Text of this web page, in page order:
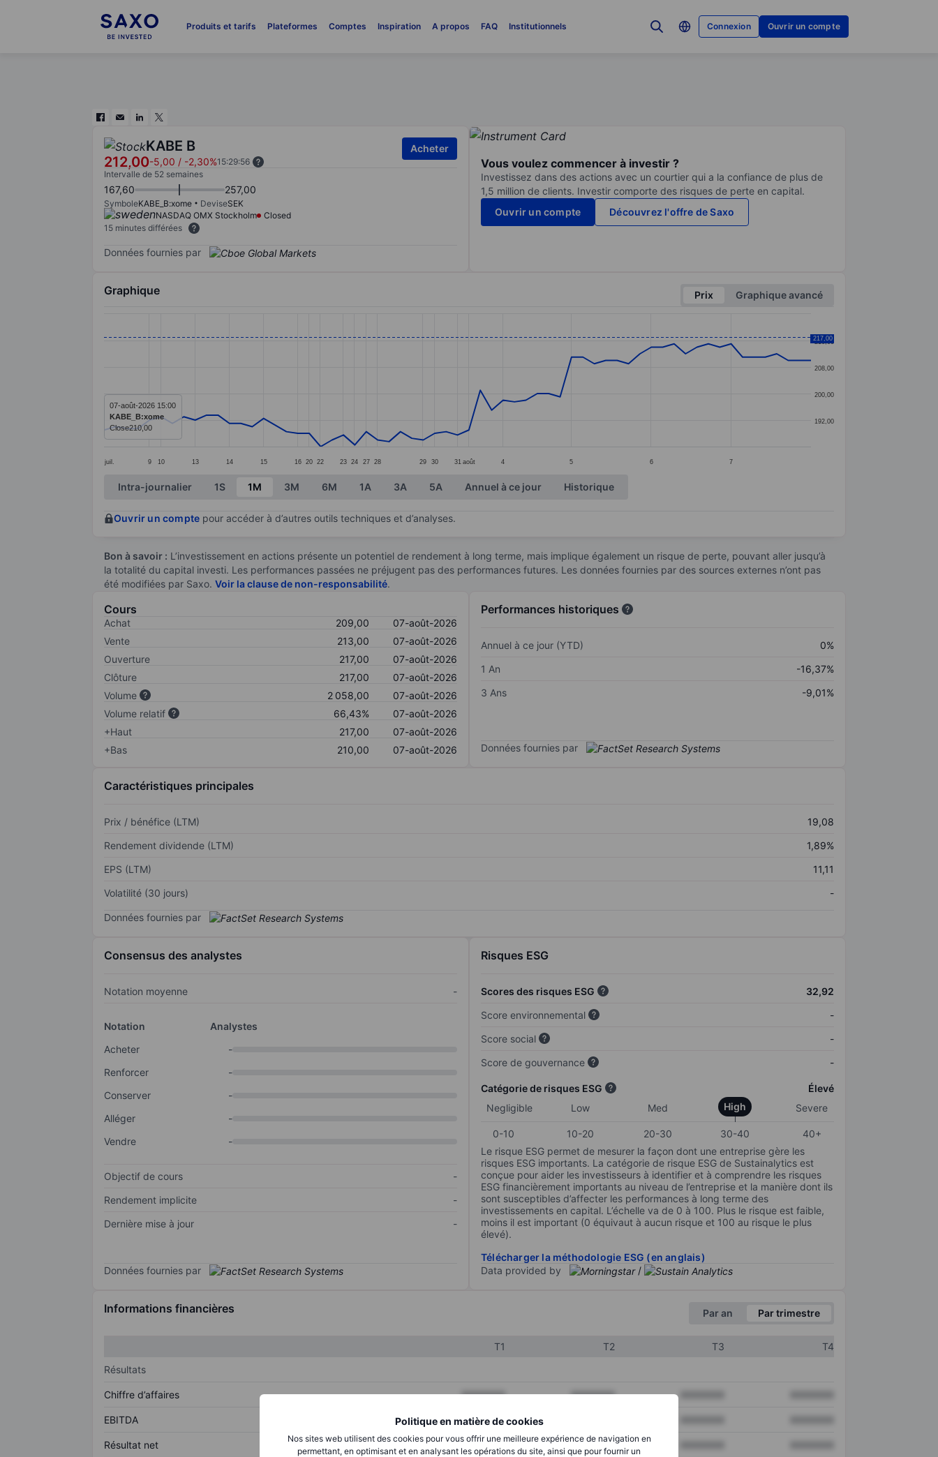
Produits et tarifs Plateformes Comptes Inspiration A propos FAQ Institutionnels Connexion Ouvrir un compte
Politique en matière de cookies
Nos sites web utilisent des cookies pour vous offrir une meilleure expérience de navigation en
permettant, en optimisant et en analysant les opérations du site, ainsi que pour fournir un
KABE B
212,00-5,00 / -2,30%15:29:56
Acheter
Intervalle de 52 semaines
167,60 257,00
SymboleKABE_B:xome DeviseSEK
NASDAQ OMX Stockholm
Closed
15 minutes différées
Données fournies par
Vous voulez commencer à investir ?
Investissez dans des actions avec un courtier qui a la confiance de plus de
1,5 million de clients. Investir comporte des risques de perte en capital.
Ouvrir un compte
Découvrez l'offre de Saxo
Graphique Prix
Graphique avancé
juil. 9 10 13 14 15 16 20 22 23 24 27 28 29 30 31 août 4 5 6 7
192,00
200,00
208,00
216,00
217,00
07-août-2026 15:00
KABE_B:xome
Close210,00
End of interactive chart.
Intra-journalier 1S 1M 3M 6M 1A 3A 5A Annuel à ce jour Historique
Ouvrir un compte pour accéder à d’autres outils techniques et d’analyses.
Bon à savoir : L’investissement en actions présente un potentiel de rendement à long terme, mais implique également un risque de perte, pouvant aller jusqu’à
la totalité du capital investi. Les performances passées ne préjugent pas des performances futures. Les données fournies par des sources externes n’ont pas
été modifiées par Saxo. Voir la clause de non-responsabilité.
Cours
Achat 209,00
07-août-2026
Vente
213,00
07-août-2026
Ouverture
217,00
07-août-2026
Clôture
217,00
07-août-2026
Volume
2 058,00
07-août-2026
Volume relatif
66,43%
07-août-2026
+Haut
217,00
07-août-2026
+Bas
210,00 07-août-2026
Performances historiques
Annuel à ce jour (YTD)
0%
1 An
-16,37%
3 Ans
-9,01%
Données fournies par
Caractéristiques principales
Prix / bénéfice (LTM)
19,08
Rendement dividende (LTM)
1,89%
EPS (LTM)
11,11
Volatilité (30 jours)
-
Données fournies par
Consensus des analystes
Notation moyenne -
Notation
Analystes
Acheter
-
Renforcer
-
Conserver
-
Alléger
-
Vendre
-
Objectif de cours
-
Rendement implicite
-
Dernière mise à jour
-
Données fournies par
Risques ESG
Scores des risques ESG
32,92
Score environnemental
-
Score social
-
Score de gouvernance
-
Catégorie de risques ESG
Élevé
Negligible
Low Med High Severe
0-10 10-20 20-30 30-40
40+
Le risque ESG permet de mesurer la façon dont une entreprise gère les
risques ESG importants. La catégorie de risque ESG de Sustainalytics est
conçue pour aider les investisseurs à identifier et à comprendre les risques
ESG financièrement importants au niveau de l’entreprise et la manière dont ils
sont susceptibles d’affecter les performances à long terme des
investissements en capital. L’échelle va de 0 à 100. Plus le risque est faible,
moins il est important (0 équivaut à aucun risque et 100 au risque le plus
élevé).
Télécharger la méthodologie ESG (en anglais)
Data provided by
/
Informations financières Par an Par trimestre
T1 T2 T3
T4
Résultats
Chiffre d’affaires XXXXXXX XXXXXXX
EBITDA XXXXXXX
Résultat net XXXXXXX XXXXXXX